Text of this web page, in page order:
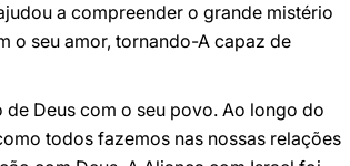
a compreender o grande mistério
o seu amor, tornando-A capaz de
Deus com o seu povo. Ao longo do
todos fazemos nas nossas relações